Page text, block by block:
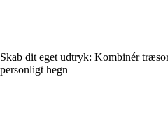
Skab dit eget udtryk: Kombinér
personligt hegn